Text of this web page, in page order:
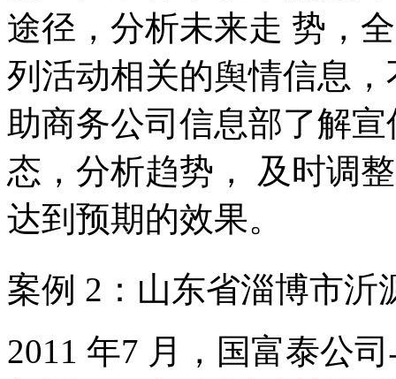
途径，分析未来走 势，
列活动相关的舆情信息
助商务公司信息部了解
态，分析趋势， 及时调
达到预期的效果。
案例 2：山东省淄博市
2011 年7 月，国富泰公